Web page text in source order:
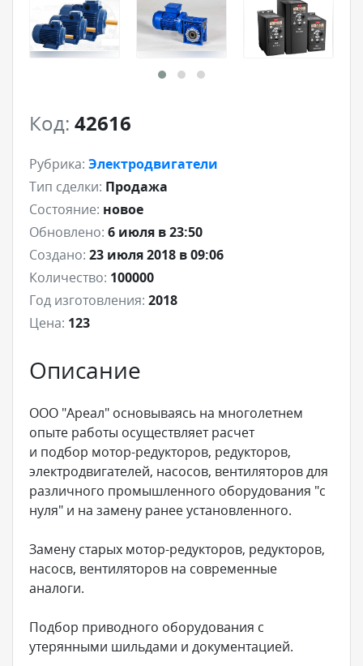
Код: 42616
Рубрика: Электродвигатели
Тип сделки: Продажа
Состояние: новое
Обновлено: 6 июля в 23:50
Создано: 23 июля 2018 в 09:06
Количество: 100000
Год изготовления: 2018
Цена: 123
Описание
ООО "Ареал" основываясь на многолетнем
опыте работы осуществляет расчет
и подбор мотор-редукторов, редукторов,
электродвигателей, насосов, вентиляторов для
различного промышленного оборудования "с
нуля" и на замену ранее установленного.
Замену старых мотор-редукторов, редукторов,
насосв, вентиляторов на современные
аналоги.
Подбор приводного оборудования с
утерянными шильдами и документацией.